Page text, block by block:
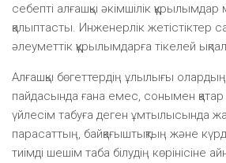
себепті алғашқы әкімшілік
қалыптасты. Инженерлік жетістіктер
әлеуметтік құрылымдарға тікелей ықпал
Алғашқы бөгеттердің ұлылығы олардың
пайдасында ғана емес, сонымен
үйлесім табуға деген ұмтылысында
парасаттың, байқағыштықтың және
тиімді шешім таба білудің көрінісіне